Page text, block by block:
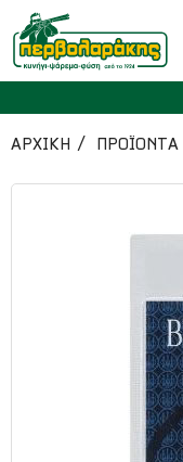
ΑΡΧΙΚΉ ΠΡΟΪΟΝΤΑ